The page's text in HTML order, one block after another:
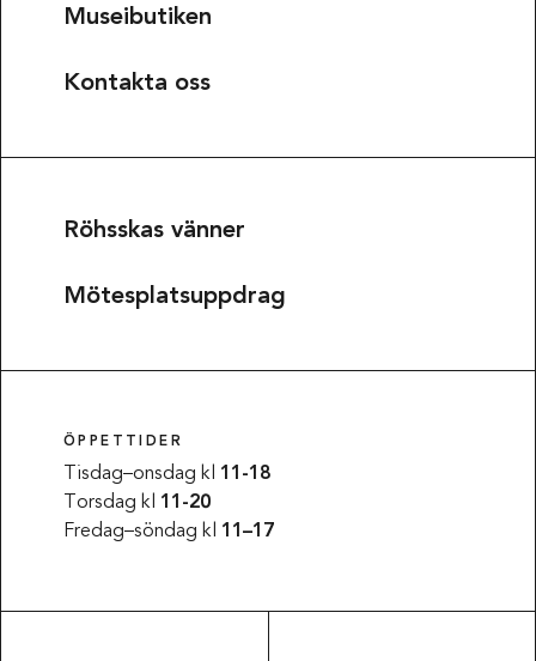
Museibutiken
Kontakta oss
Röhsskas vänner
Mötesplatsuppdrag
ÖPPETTIDER
Tisdag–onsdag kl 11-18
Torsdag kl 11-20
Fredag–söndag kl 11–17